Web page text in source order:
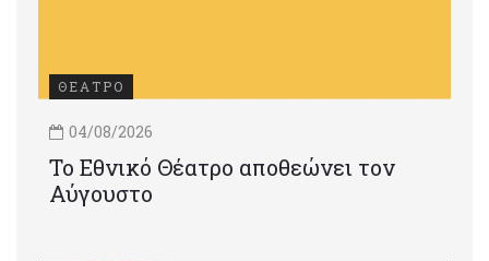
ΘΕΑΤΡΟ
04/08/2026
Το Εθνικό Θέατρο αποθεώνει τον
Αύγουστο